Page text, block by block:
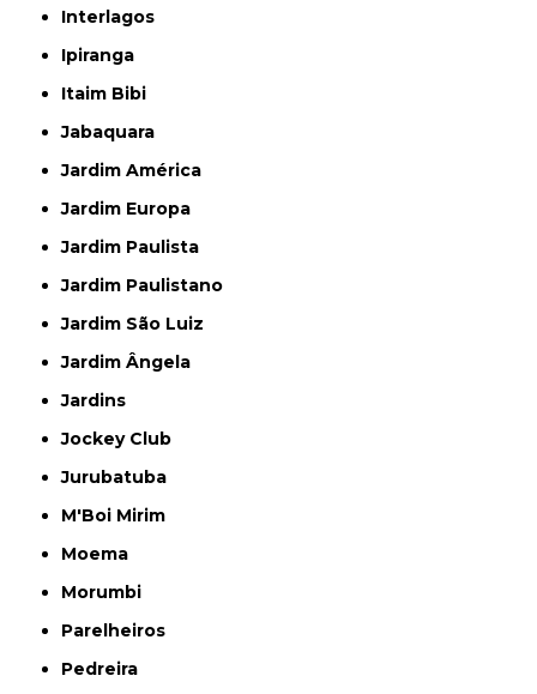
Interlagos
Ipiranga
Itaim Bibi
Jabaquara
Jardim América
Jardim Europa
Jardim Paulista
Jardim Paulistano
Jardim São Luiz
Jardim Ângela
Jardins
Jockey Club
Jurubatuba
M'Boi Mirim
Moema
Morumbi
Parelheiros
Pedreira